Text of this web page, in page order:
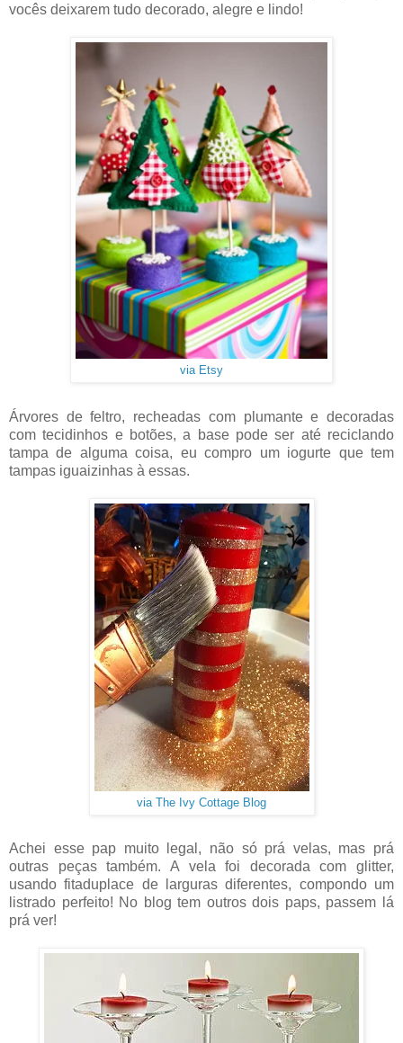
vocês deixarem tudo decorado, alegre e lindo!
via Etsy
Árvores de feltro, recheadas com plumante e decoradas
com tecidinhos e botões, a base pode ser até reciclando
tampa de alguma coisa, eu compro um iogurte que tem
tampas iguaizinhas à essas.
via The Ivy Cottage Blog
Achei esse pap muito legal, não só prá velas, mas prá
outras peças também. A vela foi decorada com glitter,
usando fitaduplace de larguras diferentes, compondo um
listrado perfeito! No blog tem outros dois paps, passem lá
prá ver!